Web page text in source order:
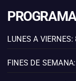
LUNES A
FINES DE